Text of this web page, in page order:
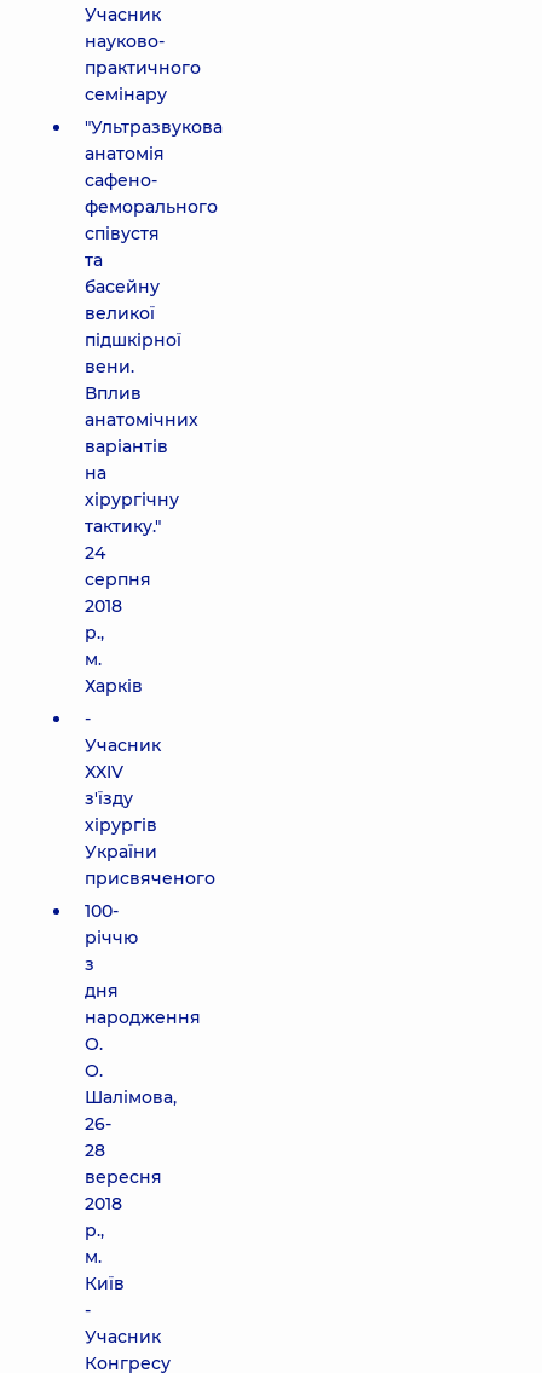
Учасник
науково-
практичного
семінару
"Ультразвукова
анатомія
сафено-
феморального
співустя
та
басейну
великої
підшкірної
вени.
Вплив
анатомічних
варіантів
на
хірургічну
тактику."
24
серпня
2018
р.,
м.
Харків
-
Учасник
XXIV
з'їзду
хірургів
України
присвяченого
100-
річчю
з
дня
народження
О.
О.
Шалімова,
26-
28
вересня
2018
р.,
м.
Київ
-
Учасник
Конгресу